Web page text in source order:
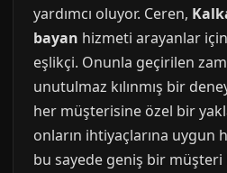
yardımcı oluyor. Ceren,
bayan hizmeti arayanlar
eşlikçi. Onunla geçirilen
unutulmaz kılınmış bir
her müşterisine özel bir
onların ihtiyaçlarına uygun
bu sayede geniş bir